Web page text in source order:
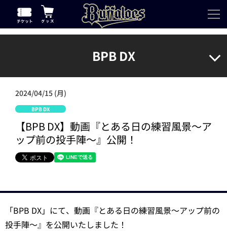
BPB DX
2024/04/15 (月)
BPB DX
【BPB DX】動画『とある日の練習風景～ア
ップ前の投手陣～』公開！
「BPB DX」にて、動画『とある日の練習風景～アップ前の
投手陣～』を公開いたしました！